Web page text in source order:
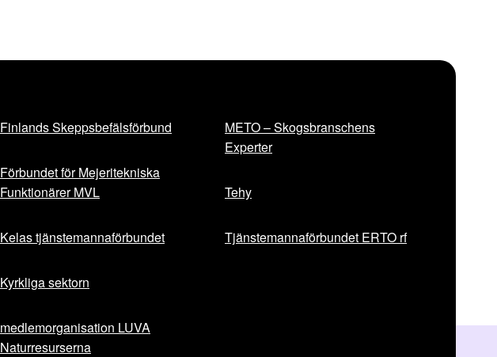
Finlands Skeppsbefälsförbund
Förbundet för Mejeritekniska
Funktionärer MVL
Kelas tjänstemannaförbundet
Kyrkliga sektorn
medlemorganisation LUVA
Naturresurserna
METO – Skogsbranschens
Experter
Tehy
Tjänstemannaförbundet ERTO rf